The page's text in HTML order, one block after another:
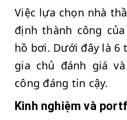
Việc lựa chọn nhà
định thành công
hồ bơi. Dưới đây là 6
gia chủ đánh giá
công đáng tin cậy.
Kinh nghiệm và